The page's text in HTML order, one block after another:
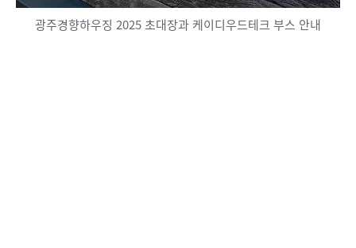
광주경향하우징 2025 초대장과 케이디우드테크 부스 안내